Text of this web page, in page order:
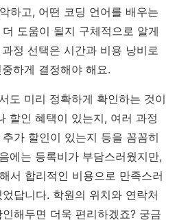
하고, 어떤 코딩 언어를 배우는
도움이 될지 구체적으로 알게
정 선택은 시간과 비용 낭비로
하게 결정해야 해요.
도 미리 정확하게 확인하는 것이
할인 혜택이 있는지, 여러 과정
가 할인이 있는지 등을 꼼꼼히
에는 등록비가 부담스러웠지만,
서 합리적인 비용으로 만족스러
답니다. 학원의 위치와 연락처
해두면 더욱 편리하겠죠? 궁금